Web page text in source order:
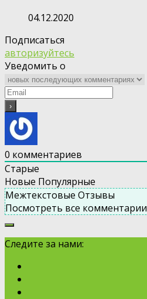
04.12.2020
Подписаться
авторизуйтесь
Уведомить о
0 комментариев
Старые
Новые Популярные
Межтекстовые Отзывы
Посмотреть все комментарии
Следите за нами: